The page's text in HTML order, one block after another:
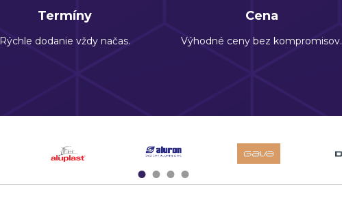
Termíny
Rýchle dodanie vždy načas.
Cena
Výhodné ceny bez kompromisov.
1234